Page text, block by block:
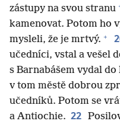
zástupy na svou stranu
kamenovat. Potom ho
mysleli, že je mrtvý. +
učedníci, vstal a vešel
s Barnabášem vydal do
v tom městě dobrou
učedníků. Potom se
a Antiochie. 22